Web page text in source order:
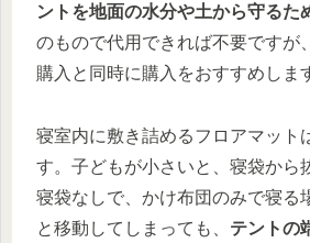
ントを地面の水分や土から守るた
のもので代用できれば不要ですが
購入と同時に購入をおすすめしま
寝室内に敷き詰めるフロアマット
す。子どもが小さいと、寝袋から
寝袋なしで、かけ布団のみで寝る
と移動してしまっても、 テントの